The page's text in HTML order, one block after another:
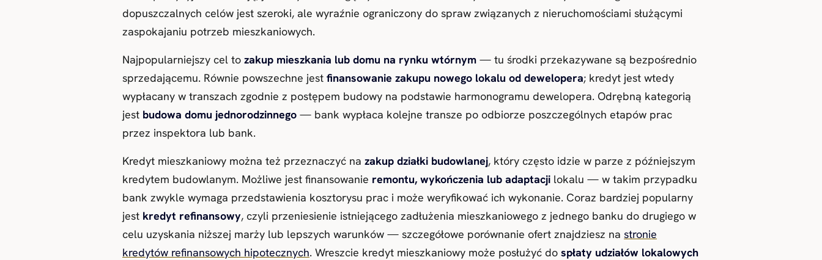
dopuszczalnych celów jest szeroki, ale wyraźnie ograniczony do spraw związanych z nieruchomościami służącymi
zaspokajaniu potrzeb mieszkaniowych.
Najpopularniejszy cel to zakup mieszkania lub domu na rynku wtórnym — tu środki przekazywane są bezpośrednio
sprzedającemu. Równie powszechne jest finansowanie zakupu nowego lokalu od dewelopera; kredyt jest wtedy
wypłacany w transzach zgodnie z postępem budowy na podstawie harmonogramu dewelopera. Odrębną kategorią
jest budowa domu jednorodzinnego — bank wypłaca kolejne transze po odbiorze poszczególnych etapów prac
przez inspektora lub bank.
Kredyt mieszkaniowy można też przeznaczyć na zakup działki budowlanej, który często idzie w parze z późniejszym
kredytem budowlanym. Możliwe jest finansowanie remontu, wykończenia lub adaptacji lokalu — w takim przypadku
bank zwykle wymaga przedstawienia kosztorysu prac i może weryfikować ich wykonanie. Coraz bardziej popularny
jest kredyt refinansowy, czyli przeniesienie istniejącego zadłużenia mieszkaniowego z jednego banku do drugiego w
celu uzyskania niższej marży lub lepszych warunków — szczegółowe porównanie ofert znajdziesz na stronie
kredytów refinansowych hipotecznych. Wreszcie kredyt mieszkaniowy może posłużyć do spłaty udziałów lokalowych